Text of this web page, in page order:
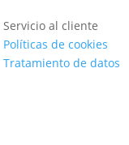
Servicio al cliente
Políticas de cookies
Tratamiento de datos